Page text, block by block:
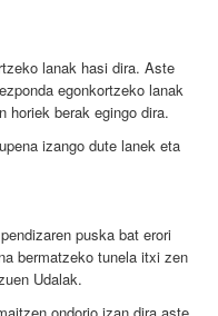
lanak hasi dira. Aste
egonkortzeko lanak
horiek berak egingo dira.
izango dute lanek eta
puska bat erori
bermatzeko tunela itxi zen
Udalak.